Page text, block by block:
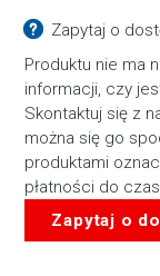
Zapytaj o
Produktu nie ma
informacji, czy
Skontaktuj się z
można się go
produktami
płatności do
Zapytaj o